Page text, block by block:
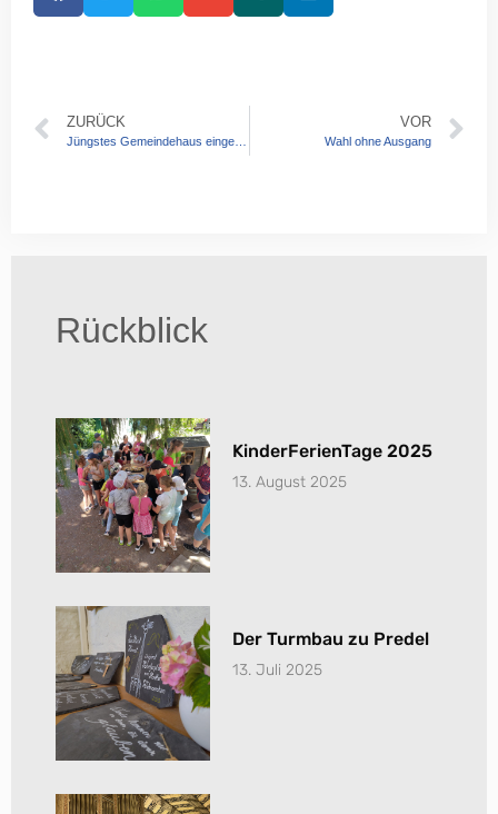
ZURÜCK VOR
Wahl ohne Ausgang
Rückblick
KinderFerienTage 2025
13. August 2025
Der Turmbau zu Predel
13. Juli 2025